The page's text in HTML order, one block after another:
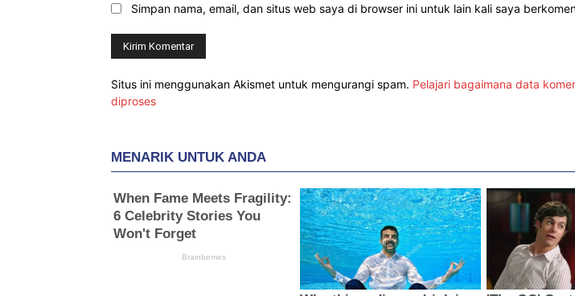
Simpan nama, email, dan situs web saya di browser ini untuk lain kali saya
Situs ini menggunakan Akismet untuk mengurangi spam. Pelajari bagaimana data
diproses